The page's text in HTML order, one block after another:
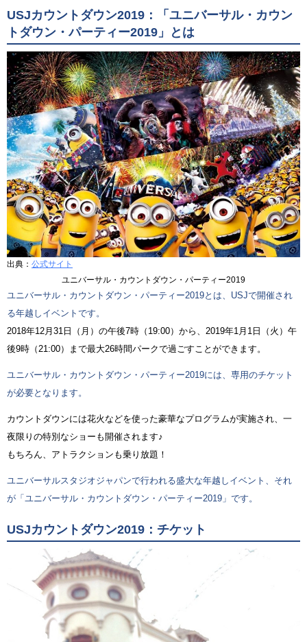
USJカウントダウン2019：「ユニバーサル・カウン
トダウン・パーティー2019」とは
出典： 公式サイト
ユニバーサル・カウントダウン・パーティー2019
ユニバーサル・カウントダウン・パーティー2019とは、USJで開催され
る年越しイベントです。
2018年12月31日（月）の午後7時（19:00）から、2019年1月1日（火）午
後9時（21:00）まで最大26時間パークで過ごすことができます。
ユニバーサル・カウントダウン・パーティー2019には、専用のチケット
が必要となります。
カウントダウンには花火などを使った豪華なプログラムが実施され、一
夜限りの特別なショーも開催されます♪
もちろん、アトラクションも乗り放題！
ユニバーサルスタジオジャパンで行われる盛大な年越しイベント、それ
が「ユニバーサル・カウントダウン・パーティー2019」です。
USJカウントダウン2019：チケット